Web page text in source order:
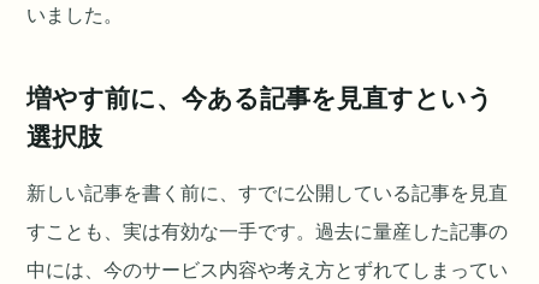
いました。
増やす前に、今ある記事を見直すという
選択肢
新しい記事を書く前に、すでに公開している記事を見直
すことも、実は有効な一手です。過去に量産した記事の
中には、今のサービス内容や考え方とずれてしまってい